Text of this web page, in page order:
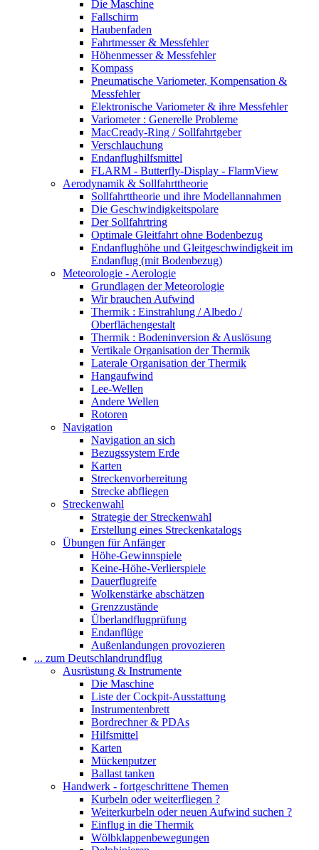
Die Maschine
Fallschirm
Haubenfaden
Fahrtmesser & Messfehler
Höhenmesser & Messfehler
Kompass
Pneumatische Variometer, Kompensation &
Messfehler
Elektronische Variometer & ihre Messfehler
Variometer : Generelle Probleme
MacCready-Ring / Sollfahrtgeber
Verschlauchung
Endanflughilfsmittel
FLARM - Butterfly-Display - FlarmView
Aerodynamik & Sollfahrttheorie
Sollfahrttheorie und ihre Modellannahmen
Die Geschwindigkeitspolare
Der Sollfahrtring
Optimale Gleitfahrt ohne Bodenbezug
Endanflughöhe und Gleitgeschwindigkeit im
Endanflug (mit Bodenbezug)
Meteorologie - Aerologie
Grundlagen der Meteorologie
Wir brauchen Aufwind
Thermik : Einstrahlung / Albedo /
Oberflächengestalt
Thermik : Bodeninversion & Auslösung
Vertikale Organisation der Thermik
Laterale Organisation der Thermik
Hangaufwind
Lee-Wellen
Andere Wellen
Rotoren
Navigation
Navigation an sich
Bezugssystem Erde
Karten
Streckenvorbereitung
Strecke abfliegen
Streckenwahl
Strategie der Streckenwahl
Erstellung eines Streckenkatalogs
Übungen für Anfänger
Höhe-Gewinnspiele
Keine-Höhe-Verlierspiele
Dauerflugreife
Wolkenstärke abschätzen
Grenzzustände
Überlandflugprüfung
Endanflüge
Außenlandungen provozieren
... zum Deutschlandrundflug
Ausrüstung & Instrumente
Die Maschine
Liste der Cockpit-Ausstattung
Instrumentenbrett
Bordrechner & PDAs
Hilfsmittel
Karten
Mückenputzer
Ballast tanken
Handwerk - fortgeschrittene Themen
Kurbeln oder weiterfliegen ?
Weiterkurbeln oder neuen Aufwind suchen ?
Einflug in die Thermik
Wölbklappenbewegungen